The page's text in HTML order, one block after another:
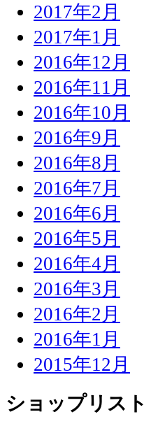
2017年2月
2017年1月
2016年12月
2016年11月
2016年10月
2016年9月
2016年8月
2016年7月
2016年6月
2016年5月
2016年4月
2016年3月
2016年2月
2016年1月
2015年12月
ショップリスト